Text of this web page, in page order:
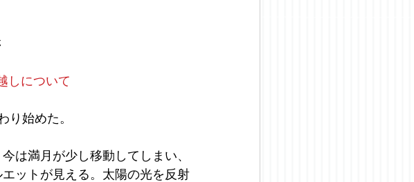
しについて
り始めた。
は満月が少し移動してしまい、
ットが見える。太陽の光を反射